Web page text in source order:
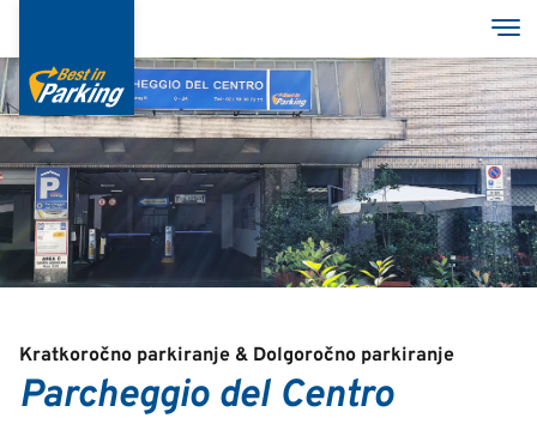
main
content
Services
Garages
Group
MyBestInParking - ONLINE
Kratkoročno parkiranje & Dolgoročno parkiranje
Parcheggio del Centro